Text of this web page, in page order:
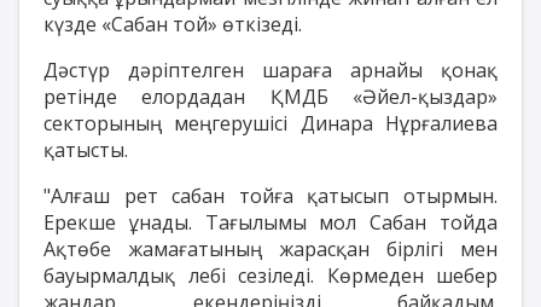
күзде «Сабан той» өткізеді.
Дәстүр дәріптелген шараға арнайы қонақ
ретінде елордадан ҚМДБ «Әйел-қыздар»
секторының меңгерушісі Динара Нұрғалиева
қатысты.
"Алғаш рет сабан тойға қатысып отырмын.
Ерекше ұнады. Тағылымы мол Сабан тойда
Ақтөбе жамағатының жарасқан бірлігі мен
бауырмалдық лебі сезіледі. Көрмеден шебер
жандар екендеріңізді байқадым.